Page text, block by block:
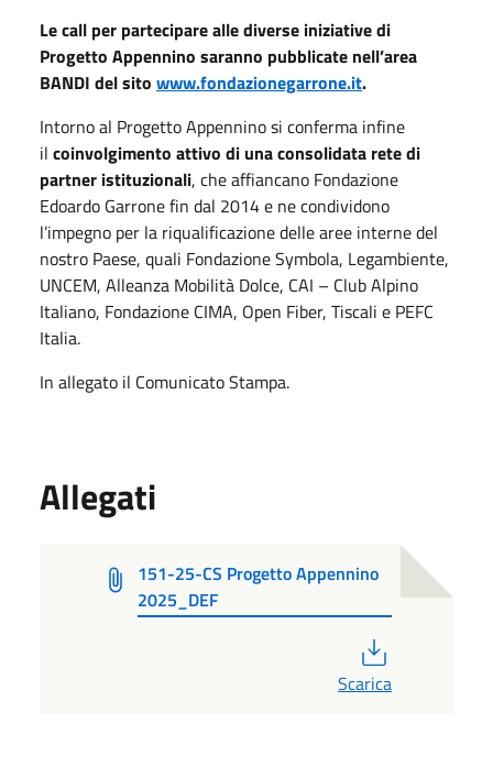
Le call per partecipare alle diverse iniziative di
Progetto Appennino saranno pubblicate nell’area
BANDI del sito www.fondazionegarrone.it.
Intorno al Progetto Appennino si conferma infine
il coinvolgimento attivo di una consolidata rete di
partner istituzionali, che affiancano Fondazione
Edoardo Garrone fin dal 2014 e ne condividono
l’impegno per la riqualificazione delle aree interne del
nostro Paese, quali Fondazione Symbola, Legambiente,
UNCEM, Alleanza Mobilità Dolce, CAI – Club Alpino
Italiano, Fondazione CIMA, Open Fiber, Tiscali e PEFC
Italia.
In allegato il Comunicato Stampa.
Allegati
151-25-CS Progetto Appennino
2025_DEF
Scarica